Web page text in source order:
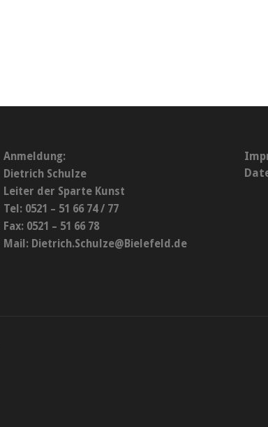
Anmeldung:
Dietrich Schulze
Leiter der Sparte Kunst
Tel: 0521 – 51 66 74 / 77
Fax: 0521 – 51 66 78
Mail: Dietrich.Schulze@Bielefeld.de